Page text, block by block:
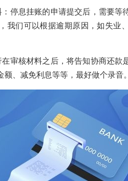
：停息挂账的申请提交后，需要等
我们可以根据逾期原因，如失业
在审核材料之后，将告知协商还款
、减免利息等等，最好做个录音。